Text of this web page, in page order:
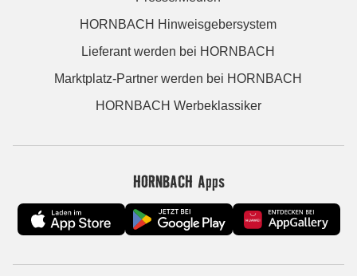
HORNBACH Hinweisgebersystem
Lieferant werden bei HORNBACH
Marktplatz-Partner werden bei HORNBACH
HORNBACH Werbeklassiker
HORNBACH Apps